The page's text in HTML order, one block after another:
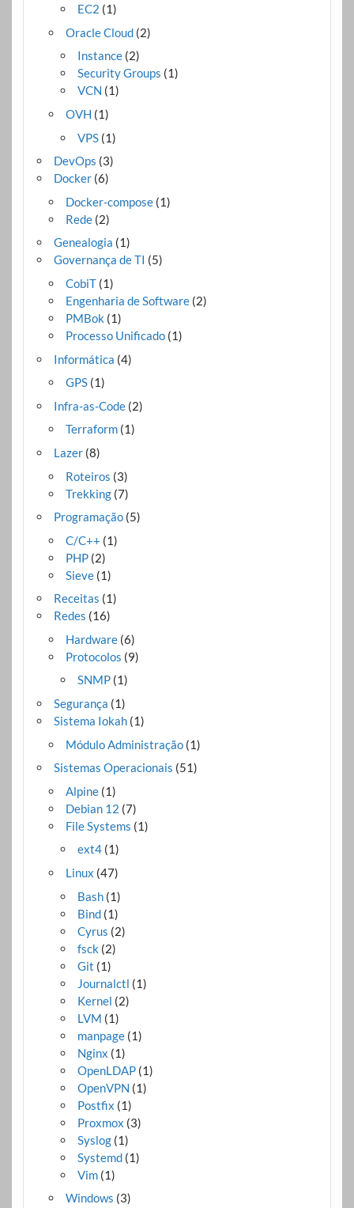
EC2 (1)
Oracle Cloud(2)
Instance (2)
Security Groups (1)
VCN (1)
OVH (1)
VPS (1)
DevOps (3)
Docker(6)
Docker-compose(1)
Rede(2)
Genealogia (1)
Governança de TI (5)
CobiT(1)
Engenharia de Software(2)
PMBok (1)
Processo Unificado(1)
Informática (4)
GPS(1)
Infra-as-Code(2)
Terraform(1)
Lazer(8)
Roteiros (3)
Trekking(7)
Programação(5)
C/C++ (1)
PHP(2)
Sieve(1)
Receitas (1)
Redes (16)
Hardware(6)
Protocolos (9)
SNMP (1)
Segurança (1)
Sistema Iokah(1)
Módulo Administração(1)
Sistemas Operacionais (51)
Alpine(1)
Debian 12 (7)
File Systems (1)
ext4 (1)
Linux (47)
Bash (1)
Bind (1)
Cyrus (2)
fsck (2)
Git (1)
Journalctl (1)
Kernel (2)
LVM (1)
manpage (1)
Nginx (1)
OpenLDAP (1)
OpenVPN (1)
Postfix (1)
Proxmox (3)
Syslog (1)
Systemd (1)
Vim (1)
Windows (3)